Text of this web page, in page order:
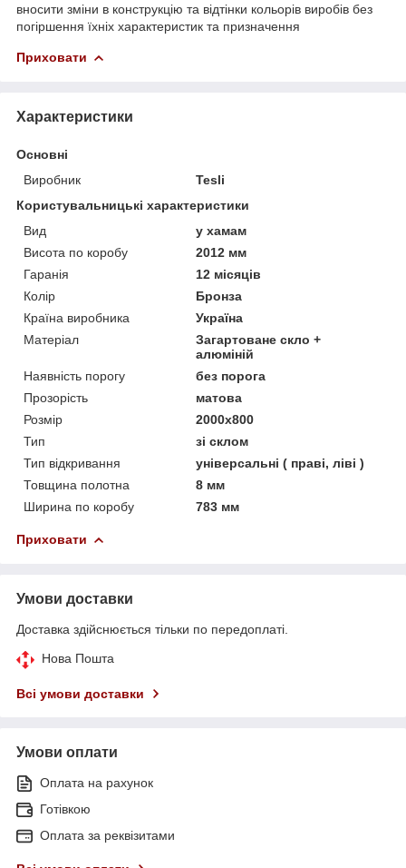
вносити зміни в конструкцію та відтінки кольорів виробів без
погіршення їхніх характеристик та призначення
Приховати
Характеристики
Основні
Виробник
Tesli
Користувальницькі характеристики
Вид
у хамам
Висота по коробу
2012 мм
Гаранія
12 місяців
Колір
Бронза
Країна виробника
Україна
Матеріал
Загартоване скло +
алюміній
Наявність порогу
без порога
Прозорість
матова
Розмір
2000х800
Тип
зі склом
Тип відкривання
універсальні ( праві, ліві )
Товщина полотна
8 мм
Ширина по коробу
783 мм
Приховати
Умови доставки
Доставка здійснюється тільки по передоплаті.
Нова Пошта
Всі умови доставки
Умови оплати
Оплата на рахунок
Готівкою
Оплата за реквізитами